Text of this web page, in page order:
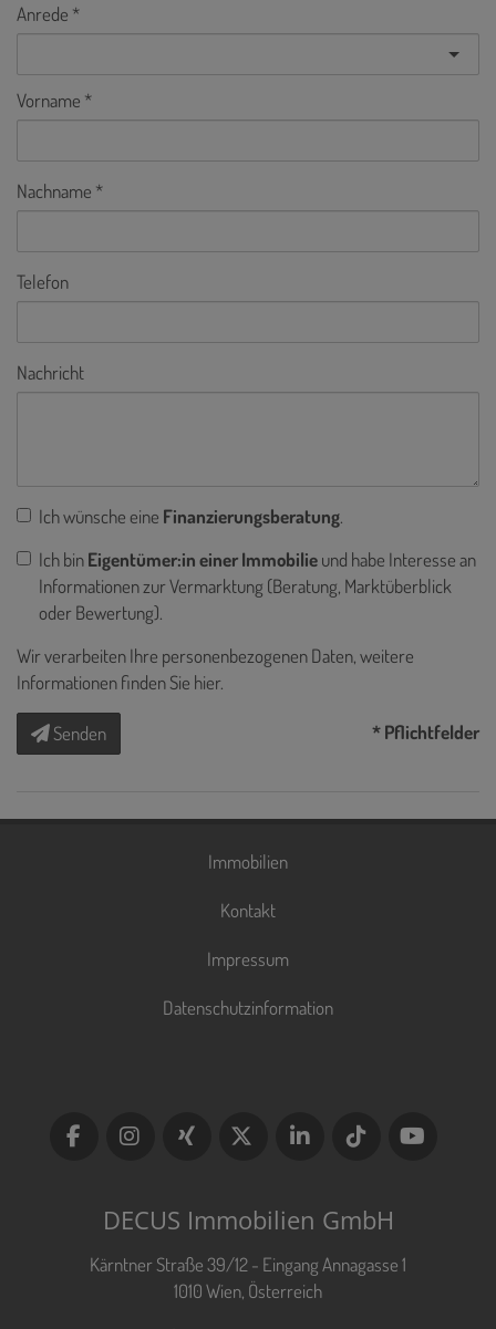
Anrede
Vorname
Nachname
Telefon
Nachricht
Ich wünsche eine Finanzierungsberatung.
Ich binEigentümer:in einer Immobilieund habe Interesse an
Informationen zur Vermarktung (Beratung, Marktüberblick
oder Bewertung).
Wir verarbeiten Ihre personenbezogenen Daten, weitere
Informationen finden Sie hier.
Senden * Pflichtfelder
Immobilien
Kontakt
Impressum
Datenschutzinformation
DECUS Immobilien GmbH
Kärntner Straße 39/12 - Eingang Annagasse 1
1010 Wien, Österreich